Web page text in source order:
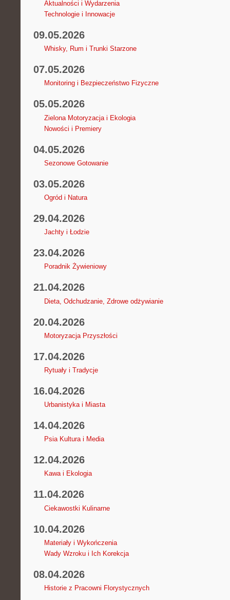
Aktualności i Wydarzenia
Technologie i Innowacje
09.05.2026
Whisky, Rum i Trunki Starzone
07.05.2026
Monitoring i Bezpieczeństwo Fizyczne
05.05.2026
Zielona Motoryzacja i Ekologia
Nowości i Premiery
04.05.2026
Sezonowe Gotowanie
03.05.2026
Ogród i Natura
29.04.2026
Jachty i Łodzie
23.04.2026
Poradnik Żywieniowy
21.04.2026
Dieta, Odchudzanie, Zdrowe odżywianie
20.04.2026
Motoryzacja Przyszłości
17.04.2026
Rytuały i Tradycje
16.04.2026
Urbanistyka i Miasta
14.04.2026
Psia Kultura i Media
12.04.2026
Kawa i Ekologia
11.04.2026
Ciekawostki Kulinarne
10.04.2026
Materiały i Wykończenia
Wady Wzroku i Ich Korekcja
08.04.2026
Historie z Pracowni Florystycznych